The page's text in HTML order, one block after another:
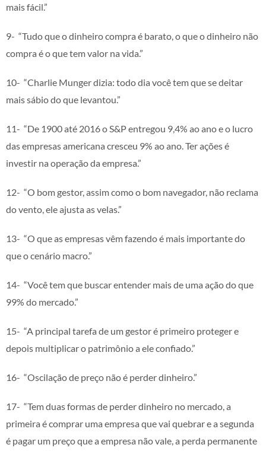
mais fácil.”
9- “Tudo que o dinheiro compra é barato, o que o dinheiro não
compra é o que tem valor na vida.”
10- “Charlie Munger dizia: todo dia você tem que se deitar
mais sábio do que levantou.”
11- “De 1900 até 2016 o S&P entregou 9,4% ao ano e o lucro
das empresas americana cresceu 9% ao ano. Ter ações é
investir na operação da empresa.”
12- “O bom gestor, assim como o bom navegador, não reclama
do vento, ele ajusta as velas.”
13- “O que as empresas vêm fazendo é mais importante do
que o cenário macro.”
14- “Você tem que buscar entender mais de uma ação do que
99% do mercado.”
15- “A principal tarefa de um gestor é primeiro proteger e
depois multiplicar o patrimônio a ele confiado.”
16- “Oscilação de preço não é perder dinheiro.”
17- “Tem duas formas de perder dinheiro no mercado, a
primeira é comprar uma empresa que vai quebrar e a segunda
é pagar um preço que a empresa não vale, a perda permanente